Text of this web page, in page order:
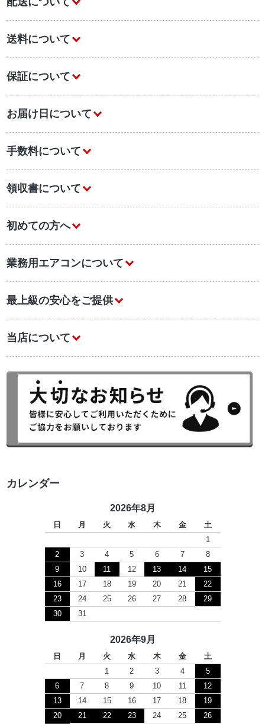
送料について
保証について
お届け日について
手数料について
領収書について
初めての方へ
業務用エアコンについて
最上級の安心をご提供
当店について
カレンダー
2026年8月
日 月 火 水 木 金
土
1
2
3 4 5 6 7
8
9
10 11 12 13 14
15
16
17 18 19 20 21
22
23
24 25 26 27 28
29
30
31
2026年9月
日 月 火 水 木 金
土
1
2 3 4
5
6
7 8 9 10 11
12
13
14 15 16 17 18
19
20
21 22 23 24 25 26